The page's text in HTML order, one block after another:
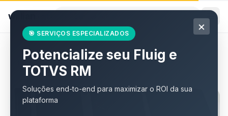
willian
Todos os artigos
×
🎯 SERVIÇOS ESPECIALIZADOS
Potencialize seu Fluig e
TOTVS RM
Soluções end-to-end para maximizar o ROI da sua
plataforma